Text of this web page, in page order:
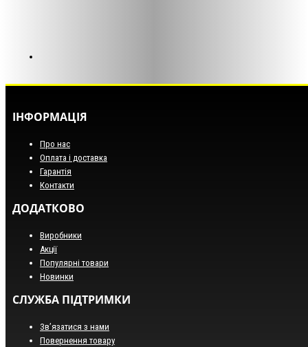
ІНФОРМАЦІЯ
Про нас
Оплата і доставка
Гарантія
Контакти
ДОДАТКОВО
Виробники
Акції
Популярні товари
Новинки
СЛУЖБА ПІДТРИМКИ
Зв’язатися з нами
Повернення товару